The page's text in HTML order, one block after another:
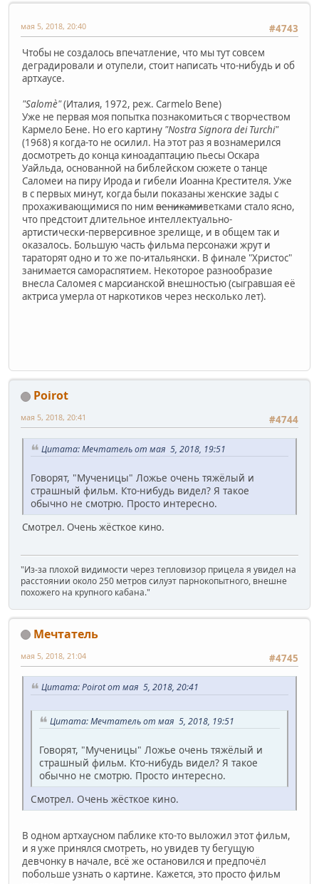
#4743
мая 5, 2018, 20:40
Чтобы не создалось впечатление, что мы тут совсем
деградировали и отупели, стоит написать что-нибудь и об
артхаусе.
"Salomè"(Италия, 1972, реж. Carmelo Bene)
Уже не первая моя попытка познакомиться с творчеством
Кармело Бене. Но его картину "Nostra Signora dei Turchi"
(1968) я когда-то не осилил. На этот раз я вознамерился
досмотреть до конца киноадаптацию пьесы Оскара
Уайльда, основанной на библейском сюжете о танце
Саломеи на пиру Ирода и гибели Иоанна Крестителя. Уже
в с первых минут, когда были показаны женские зады с
прохаживающимися по ним веникамиветками стало ясно,
что предстоит длительное интеллектуально-
артистически-перверсивное зрелище, и в общем так и
оказалось. Большую часть фильма персонажи жрут и
тараторят одно и то же по-итальянски. В финале "Христос"
занимается самораспятием. Некоторое разнообразие
внесла Саломея с марсианской внешностью (сыгравшая её
актриса умерла от наркотиков через несколько лет).
Poirot
#4744
мая 5, 2018, 20:41
Цитата: Мечтатель от мая 5, 2018, 19:51
Говорят, "Мученицы" Ложье очень тяжёлый и
страшный фильм. Кто-нибудь видел? Я такое
обычно не смотрю. Просто интересно.
Смотрел. Очень жёсткое кино.
"Из-за плохой видимости через тепловизор прицела я увидел на
расстоянии около 250 метров силуэт парнокопытного, внешне
похожего на крупного кабана."
Мечтатель
#4745
мая 5, 2018, 21:04
Цитата: Poirot от мая 5, 2018, 20:41
Цитата: Мечтатель от мая 5, 2018, 19:51
Говорят, "Мученицы" Ложье очень тяжёлый и
страшный фильм. Кто-нибудь видел? Я такое
обычно не смотрю. Просто интересно.
Смотрел. Очень жёсткое кино.
В одном артхаусном паблике кто-то выложил этот фильм,
и я уже принялся смотреть, но увидев ту бегущую
девчонку в начале, всё же остановился и предпочёл
побольше узнать о картине. Кажется, это просто фильм